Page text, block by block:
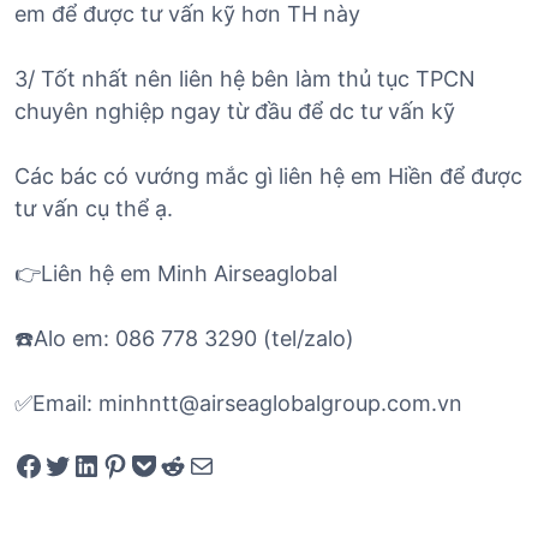
em để được tư vấn kỹ hơn TH này
3/ Tốt nhất nên liên hệ bên làm thủ tục TPCN
chuyên nghiệp ngay từ đầu để dc tư vấn kỹ
Các bác có vướng mắc gì liên hệ em Hiền để được
tư vấn cụ thể ạ.
👉Liên hệ em Minh Airseaglobal
☎️Alo em: 086 778 3290 (tel/zalo)
✅Email: minhntt@airseaglobalgroup.com.vn
Share on Facebook Tweet on Twitter Share on LinkedIn Pin on Pinterest Save to pocket Share on Reddit Share via Email